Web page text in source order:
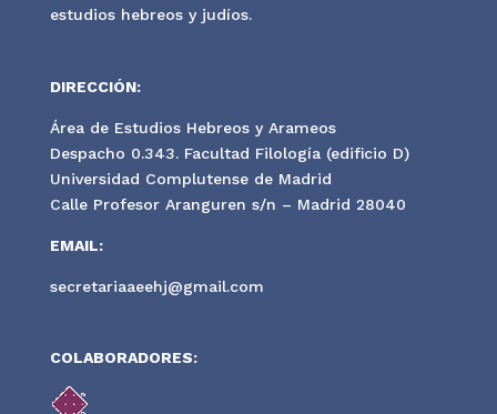
estudios hebreos y judíos.
DIRECCIÓN:
Área de Estudios Hebreos y Arameos
Despacho 0.343. Facultad Filología (edificio D)
Universidad Complutense de Madrid
Calle Profesor Aranguren s/n – Madrid 28040
EMAIL:
secretariaaeehj@gmail.com
COLABORADORES: